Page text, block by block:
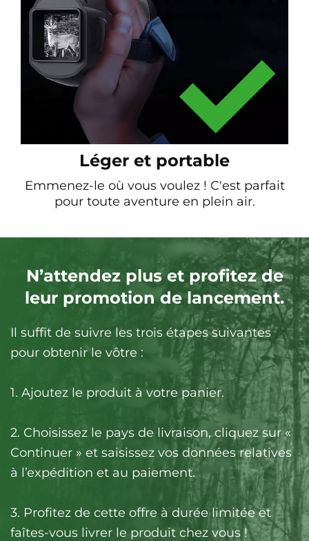
Léger et portable
Emmenez-le où vous voulez ! C'est parfait
pour toute aventure en plein air.
N’attendez plus et profitez de
leur promotion de lancement.
Il suffit de suivre les trois étapes suivantes
pour obtenir le vôtre :
1. Ajoutez le produit à votre panier.
2. Choisissez le pays de livraison, cliquez sur «
Continuer » et saisissez vos données relatives
à l’expédition et au paiement.
3. Profitez de cette offre à durée limitée et
faîtes-vous livrer le produit chez vous !